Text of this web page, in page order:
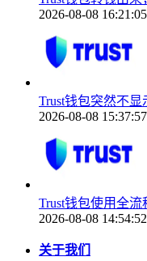
2026-08-08 16:21:05
Trust钱包突然不
2026-08-08 15:37:57
Trust钱包使用全
2026-08-08 14:54:52
关于我们